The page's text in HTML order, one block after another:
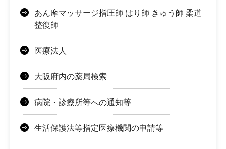
あん摩マッサージ指圧師 はり師 きゅう師 柔道
整復師
医療法人
大阪府内の薬局検索
病院・診療所等への通知等
生活保護法等指定医療機関の申請等